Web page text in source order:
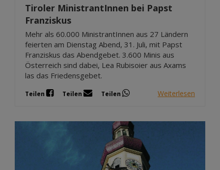
Tiroler MinistrantInnen bei Papst
Franziskus
Mehr als 60.000 MinistrantInnen aus 27 Ländern
feierten am Dienstag Abend, 31. Juli, mit Papst
Franziskus das Abendgebet. 3.600 Minis aus
Österreich sind dabei, Lea Rubisoier aus Axams
las das Friedensgebet.
Teilen Teilen Teilen Weiterlesen